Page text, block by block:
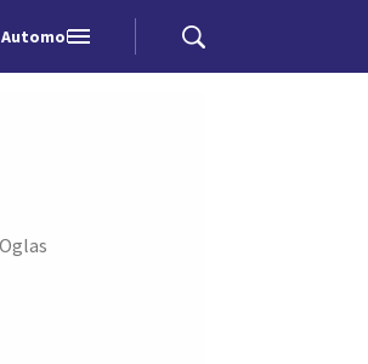
Automobili